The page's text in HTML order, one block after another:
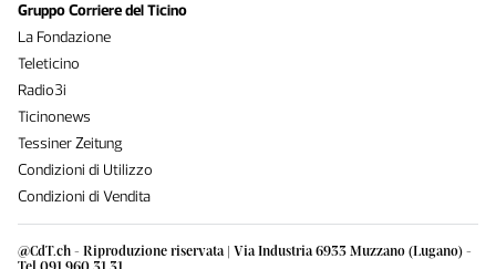
@CdT.ch - Riproduzione riservata | Via Industria 6933 Muzzano (Lugano) -
Tel 091 960 31 31
Gruppo Corriere del Ticino
La Fondazione
Teleticino
Radio3i
Ticinonews
Tessiner Zeitung
Condizioni di Utilizzo
Condizioni di Vendita